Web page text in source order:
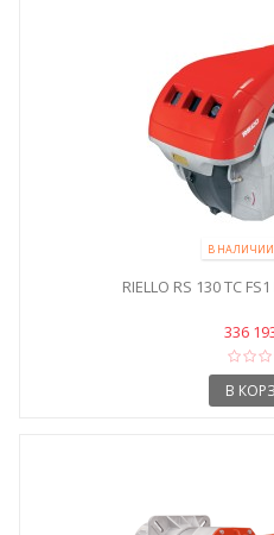
В
RIELLO RS 130 TC
336
В